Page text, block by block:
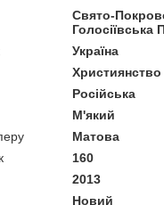
Свято-
Голосіївська
Україна
Християнство
Російська
М'який
Матова
160
2013
Новий